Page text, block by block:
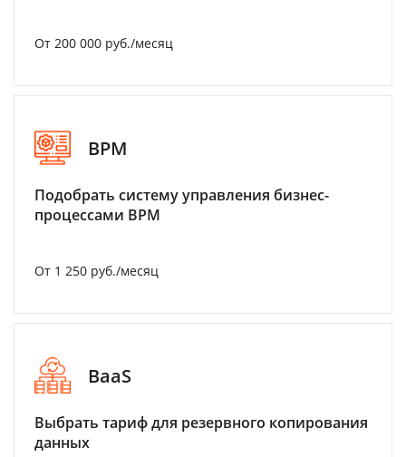
От 200 000 руб./месяц
BPM
Подобрать систему управления бизнес-
процессами BPM
От 1 250 руб./месяц
BaaS
Выбрать тариф для резервного копирования
данных